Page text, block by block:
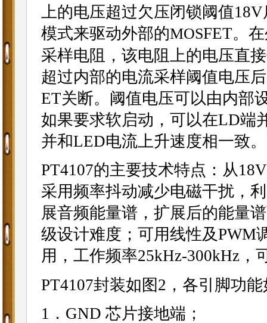
上的电压超过欠压闭锁阈值
模式来驱动外部的MOSFET。
采样电阻，该电阻上的电压直
超过内部的电流采样阈值电压
ET关断。阈值电压可以由内部
如果要求软启动，可以在LD端
并和LED电流上升速度相一致。
PT4107的主要技术特点：从
采用频率抖动减少电磁干扰，
展音频能量谱，扩展后的能量
级设计难度；可用线性及PWM
用，工作频率25kHz-300kHz，
PT4107封装如图2，各引脚功
1．GND 芯片接地端；